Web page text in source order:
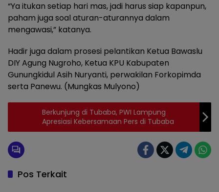
“Ya itukan setiap hari mas, jadi harus siap kapanpun,
paham juga soal aturan-aturannya dalam
mengawasi,” katanya.
Hadir juga dalam prosesi pelantikan Ketua Bawaslu
DIY Agung Nugroho, Ketua KPU Kabupaten
Gunungkidul Asih Nuryanti, perwakilan Forkopimda
serta Panewu. (Mungkas Mulyono)
Berkunjung di Tubaba, PWI Lampung
Apresiasi Kebersamaan Pers di Tubaba
Pos Terkait
Gunungkidul